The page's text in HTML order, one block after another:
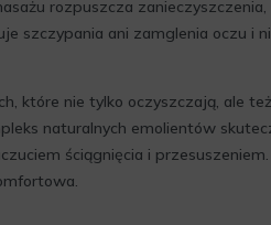
rozpuszcza
szczypania ani zamglenia oczu i
które nie tylko oczyszczają, ale
naturalnych emolientów
ściągnięcia i